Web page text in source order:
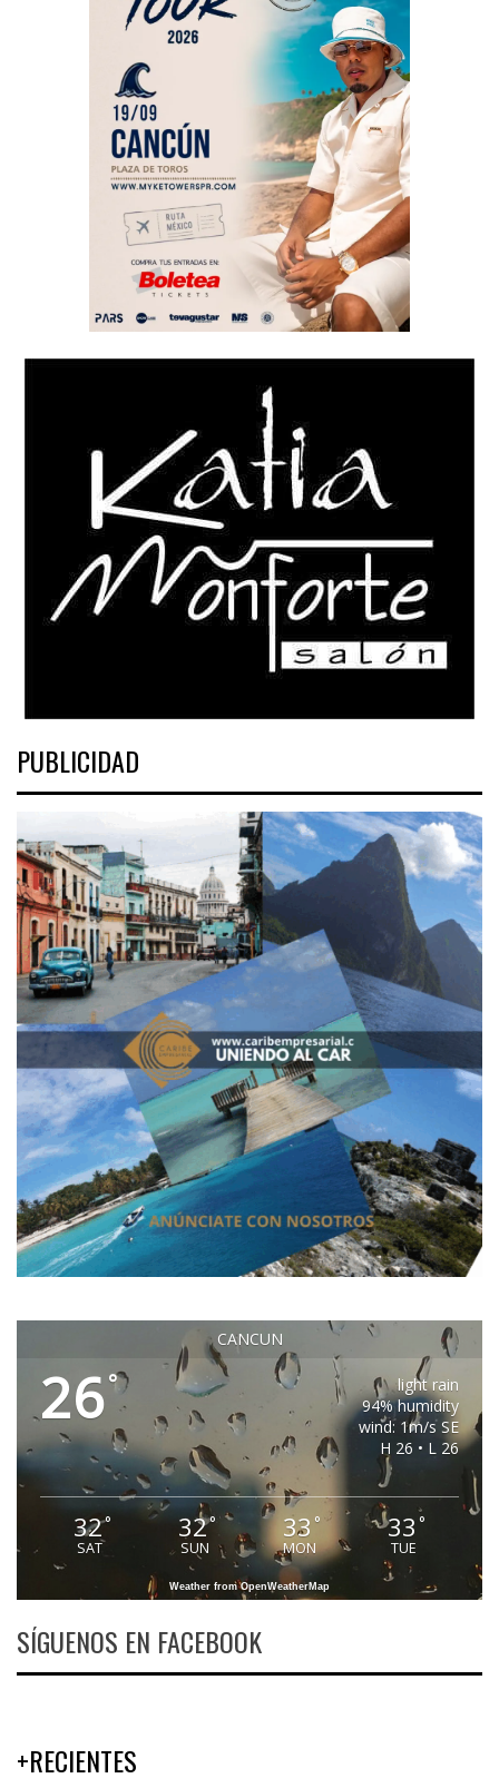
PUBLICIDAD
CANCUN
26°
light rain
94% humidity
wind: 1m/s SE
H 26 • L 26
32°
SAT
32°
SUN
33 °
MON
33 °
TUE
Weather from OpenWeatherMap
SÍGUENOS EN FACEBOOK
+RECIENTES